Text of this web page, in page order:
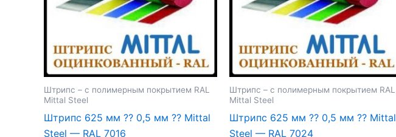
Штрипс – с полимерным покрытием RAL
Mittal Steel
Штрипс 625 мм ⁇ 0,5 мм ⁇ Mittal
Steel — RAL 7016
Штрипс – с полимерным покрытием RAL
Mittal Steel
Штрипс 625 мм ⁇ 0,5 мм ⁇ Mittal
Steel — RAL 7024